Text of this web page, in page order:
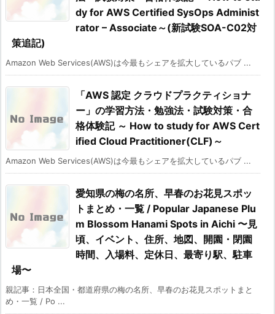
dy for AWS Certified SysOps Administ
rator – Associate～(新試験SOA-C02対
策追記)
Amazon Web Services(AWS)は今最もシェアを拡大しているパブ ...
「AWS 認定 クラウドプラクティショナ
ー」の学習方法・勉強法・試験対策・合
格体験記 ～ How to study for AWS Cert
ified Cloud Practitioner(CLF)～
Amazon Web Services(AWS)は今最もシェアを拡大しているパブ ...
愛知県の梅の名所、早春のお花見スポッ
トまとめ・一覧 / Popular Japanese Plu
m Blossom Hanami Spots in Aichi 〜見
頃、イベント、住所、地図、開園・閉園
時間、入場料、定休日、最寄り駅、駐車
場〜
親記事：日本全国・都道府県の梅の名所、早春のお花見スポットまと
め・一覧 / Po ...